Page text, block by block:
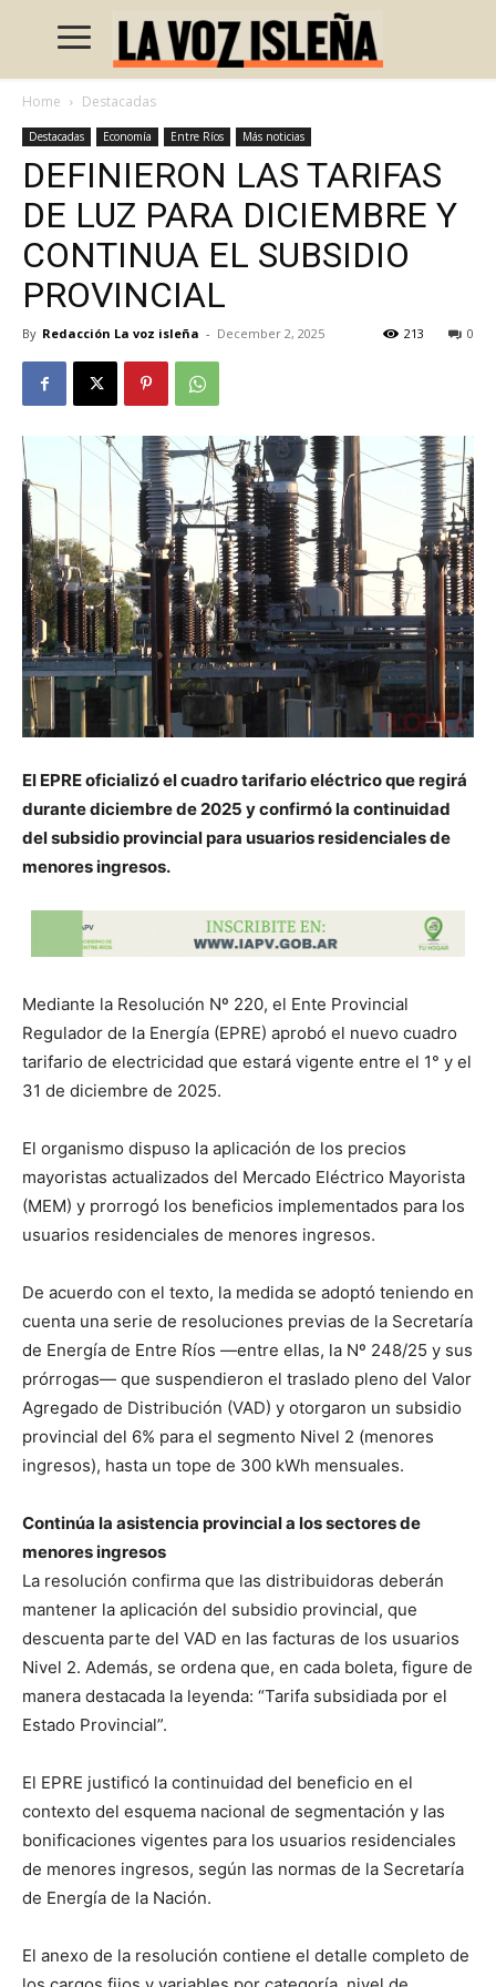
Home Destacadas
Destacadas Economía Entre Ríos Más noticias
DEFINIERON LAS TARIFAS
DE LUZ PARA DICIEMBRE Y
CONTINUA EL SUBSIDIO
PROVINCIAL
By Redacción La voz isleña - December 2, 2025 0
213
El EPRE oficializó el cuadro tarifario eléctrico que regirá
durante diciembre de 2025 y confirmó la continuidad
del subsidio provincial para usuarios residenciales de
menores ingresos.
Mediante la Resolución Nº 220, el Ente Provincial
Regulador de la Energía (EPRE) aprobó el nuevo cuadro
tarifario de electricidad que estará vigente entre el 1° y el
31 de diciembre de 2025.
El organismo dispuso la aplicación de los precios
mayoristas actualizados del Mercado Eléctrico Mayorista
(MEM) y prorrogó los beneficios implementados para los
usuarios residenciales de menores ingresos.
De acuerdo con el texto, la medida se adoptó teniendo en
cuenta una serie de resoluciones previas de la Secretaría
de Energía de Entre Ríos —entre ellas, la Nº 248/25 y sus
prórrogas— que suspendieron el traslado pleno del Valor
Agregado de Distribución (VAD) y otorgaron un subsidio
provincial del 6% para el segmento Nivel 2 (menores
ingresos), hasta un tope de 300 kWh mensuales.
Continúa la asistencia provincial a los sectores de
menores ingresos
La resolución confirma que las distribuidoras deberán
mantener la aplicación del subsidio provincial, que
descuenta parte del VAD en las facturas de los usuarios
Nivel 2. Además, se ordena que, en cada boleta, figure de
manera destacada la leyenda: “Tarifa subsidiada por el
Estado Provincial”.
El EPRE justificó la continuidad del beneficio en el
contexto del esquema nacional de segmentación y las
bonificaciones vigentes para los usuarios residenciales
de menores ingresos, según las normas de la Secretaría
de Energía de la Nación.
El anexo de la resolución contiene el detalle completo de